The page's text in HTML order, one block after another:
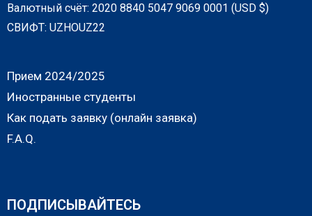
Валютный счёт: 2020 8840 5047 9069 0001 (USD $)
СВИФТ: UZHOUZ22
Прием 2024/2025
Иностранные студенты
Как подать заявку (онлайн заявка)
F.A.Q.
ПОДПИСЫВАЙТЕСЬ